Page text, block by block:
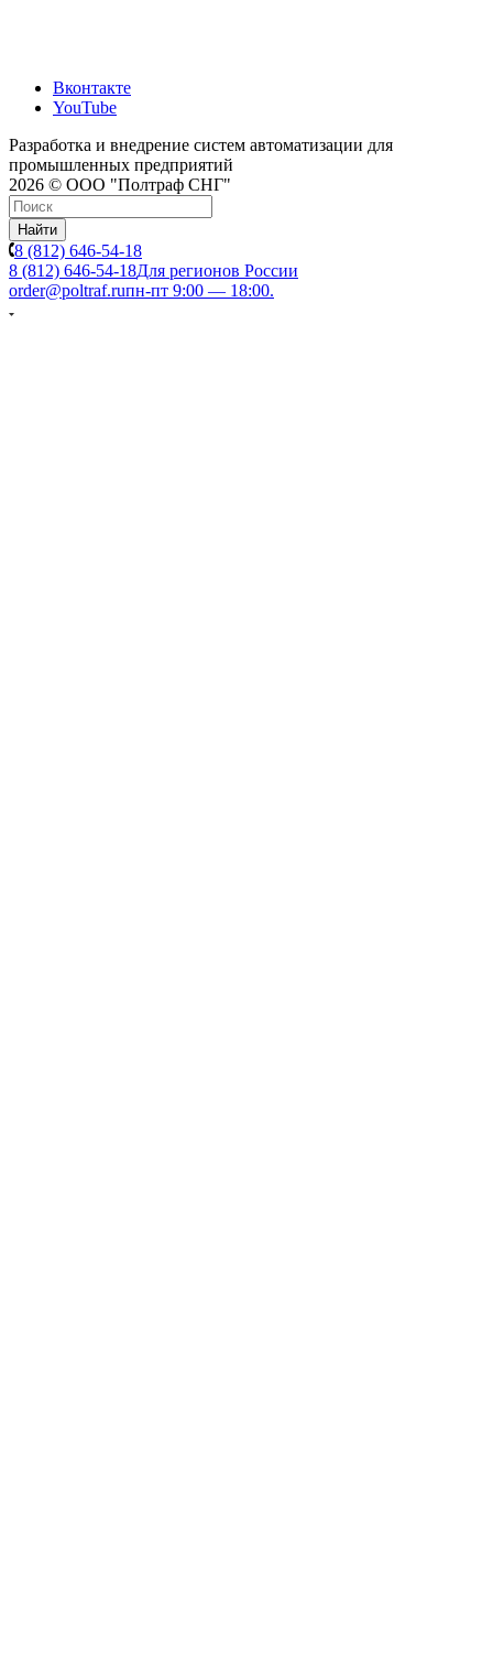
Вконтакте
YouTube
Разработка и внедрение систем автоматизации для
промышленных предприятий
2026 © ООО "Полтраф СНГ"
Найти
8 (812) 646-54-18
8 (812) 646-54-18Для регионов России
order@poltraf.ruпн-пт 9:00 — 18:00.